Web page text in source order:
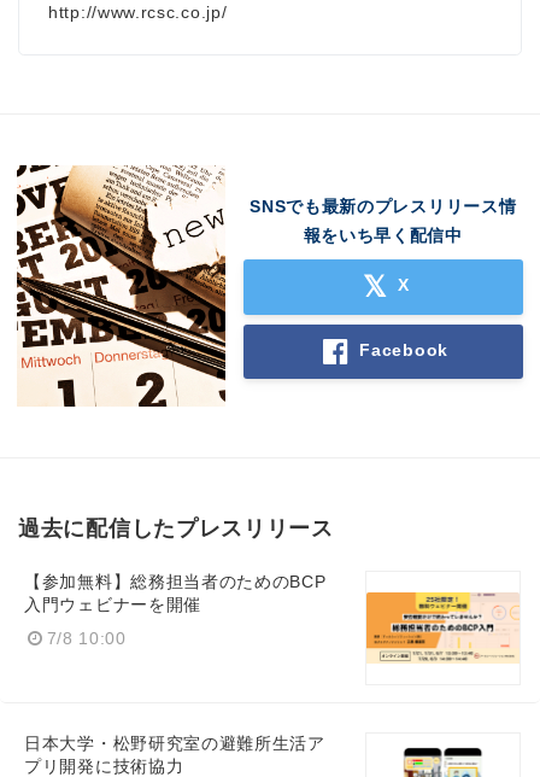
http://www.rcsc.co.jp/
SNSでも最新のプレスリリース情
報をいち早く配信中
X
Facebook
過去に配信したプレスリリース
【参加無料】総務担当者のためのBCP
入門ウェビナーを開催
7/8 10:00
日本大学・松野研究室の避難所生活ア
プリ開発に技術協力